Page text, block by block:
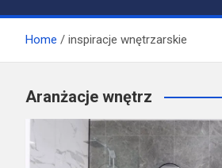
Home inspiracje wnętrzarskie
Aranżacje wnętrz